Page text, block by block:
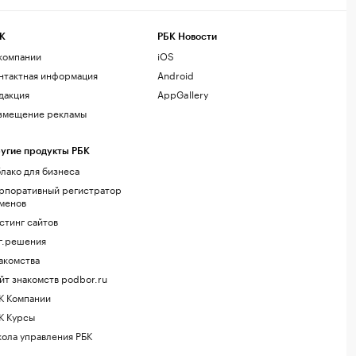
информация
рекламы
продукты РБК
для бизнеса
регистратор
сайтов
знакомств podbor.ru
Компании
Курсы
управления РБК
РБК Новости
iOS
Android
AppGallery